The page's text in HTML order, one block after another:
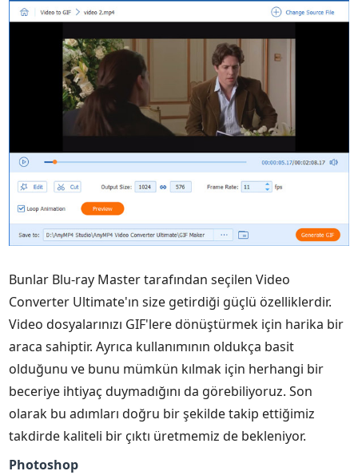
Bunlar Blu-ray Master tarafından seçilen Video
Converter Ultimate'ın size getirdiği güçlü özelliklerdir.
Video dosyalarınızı GIF'lere dönüştürmek için harika bir
araca sahiptir. Ayrıca kullanımının oldukça basit
olduğunu ve bunu mümkün kılmak için herhangi bir
beceriye ihtiyaç duymadığını da görebiliyoruz. Son
olarak bu adımları doğru bir şekilde takip ettiğimiz
takdirde kaliteli bir çıktı üretmemiz de bekleniyor.
Photoshop